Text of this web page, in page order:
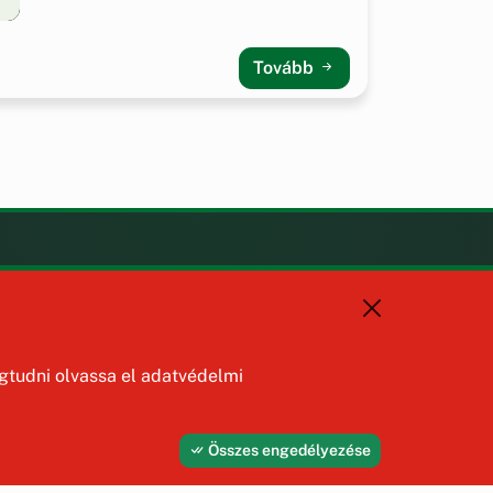
Tovább
KAPCSOLAT
8192 Hajmáskér, Kossuth Lajos
olvassa el adatvédelmi
Összes engedélyezése